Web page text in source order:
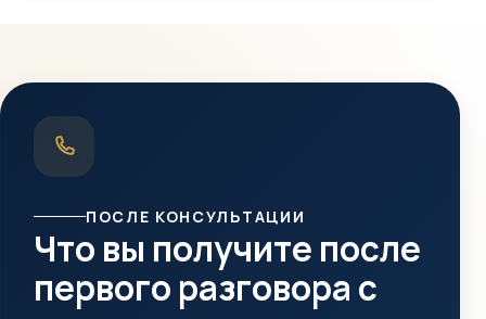
ПОСЛЕ КОНСУЛЬТАЦИИ
Что вы получите после
первого разговора с